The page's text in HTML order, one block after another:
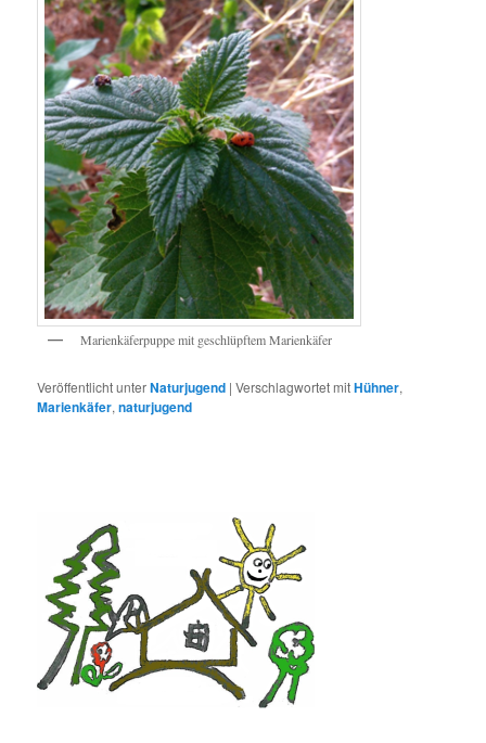
Marienkäferpuppe mit geschlüpftem Marienkäfer
Veröffentlicht unterNaturjugend |Verschlagwortet mitHühner,
Marienkäfer,naturjugend